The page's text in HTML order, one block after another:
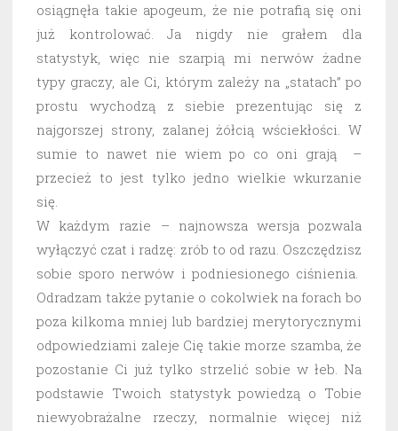
osiągnęła takie apogeum, że nie potrafią się oni
już kontrolować. Ja nigdy nie grałem dla
statystyk, więc nie szarpią mi nerwów żadne
typy graczy, ale Ci, którym zależy na „statach” po
prostu wychodzą z siebie prezentując się z
najgorszej strony, zalanej żółcią wściekłości. W
sumie to nawet nie wiem po co oni grają –
przecież to jest tylko jedno wielkie wkurzanie
się.
W każdym razie – najnowsza wersja pozwala
wyłączyć czat i radzę: zrób to od razu. Oszczędzisz
sobie sporo nerwów i podniesionego ciśnienia.
Odradzam także pytanie o cokolwiek na forach bo
poza kilkoma mniej lub bardziej merytorycznymi
odpowiedziami zaleje Cię takie morze szamba, że
pozostanie Ci już tylko strzelić sobie w łeb. Na
podstawie Twoich statystyk powiedzą o Tobie
niewyobrażalne rzeczy, normalnie więcej niż